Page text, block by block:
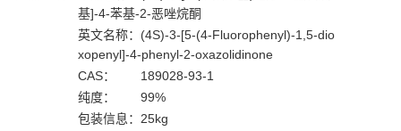
基]-4-苯基-2-恶唑烷酮
英文名称： (4S)-3-[5-(4-Fluorophenyl)-1,5-dio
xopenyl]-4-phenyl-2-oxazolidinone
CAS：
189028-93-1
纯度：
99%
包装信息： 25kg